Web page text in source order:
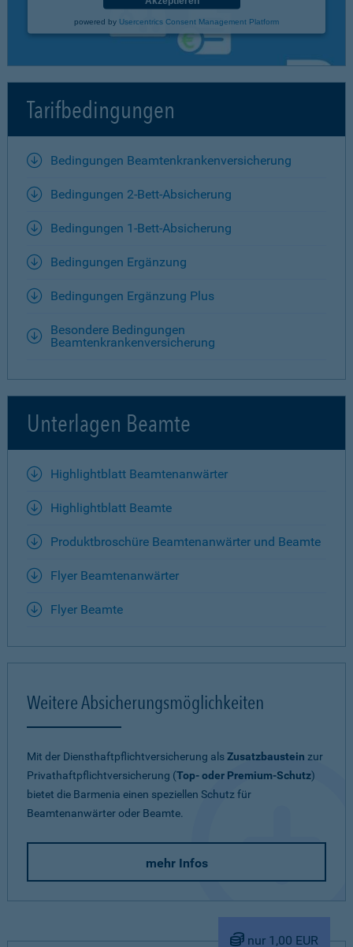
powered by Usercentrics Consent Management Platform
Tarifbedingungen
Bedingungen Beamtenkrankenversicherung
Bedingungen 2-Bett-Absicherung
Bedingungen 1-Bett-Absicherung
Bedingungen Ergänzung
Bedingungen Ergänzung Plus
Besondere Bedingungen
Beamtenkrankenversicherung
Unterlagen Beamte
Highlightblatt Beamtenanwärter
Highlightblatt Beamte
Produktbroschüre Beamtenanwärter und Beamte
Flyer Beamtenanwärter
Flyer Beamte
Weitere Absicherungsmöglichkeiten
Mit der Diensthaftpflichtversicherung alsZusatzbaustein zur
Privathaftpflichtversicherung (Top- oder Premium-Schutz)
bietet die Barmenia einen speziellen Schutz für
Beamtenanwärter oder Beamte.
mehr Infos
nur 1,00 EUR